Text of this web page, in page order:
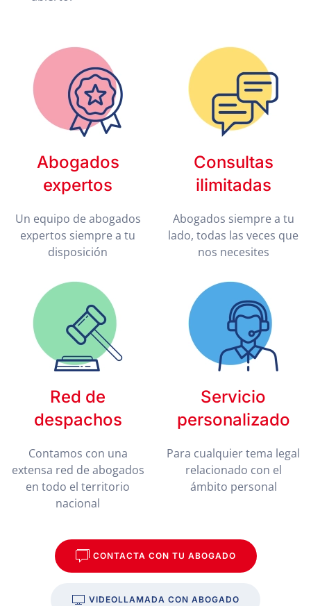
Abogados
expertos
Un equipo de abogados
expertos siempre a tu
disposición
Consultas
ilimitadas
Abogados siempre a tu
lado, todas las veces que
nos necesites
Red de
despachos
Contamos con una
extensa red de abogados
en todo el territorio
nacional
Servicio
personalizado
Para cualquier tema legal
relacionado con el
ámbito personal
CONTACTA CON TU ABOGADO
VIDEOLLAMADA CON ABOGADO